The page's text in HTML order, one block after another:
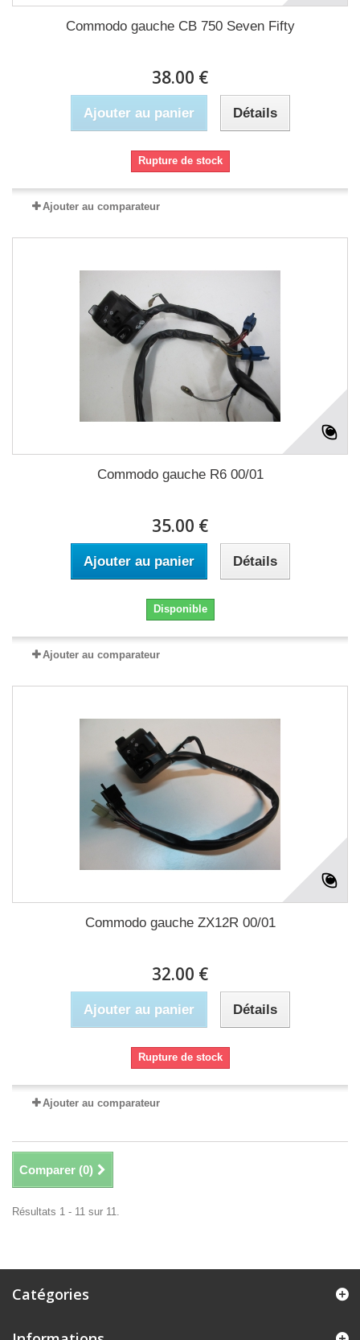
Commodo gauche CB 750 Seven Fifty
38.00 €
Ajouter au panier Détails
Rupture de stock
Ajouter au comparateur
Commodo gauche R6 00/01
35.00 €
Ajouter au panier Détails
Disponible
Ajouter au comparateur
Commodo gauche ZX12R 00/01
32.00 €
Ajouter au panier Détails
Rupture de stock
Ajouter au comparateur
Comparer (0)
Résultats 1 - 11 sur 11.
Catégories